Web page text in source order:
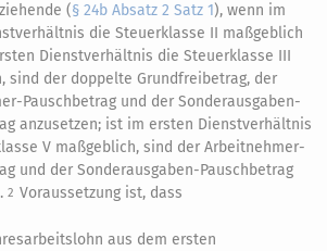
(§ 24b Absatz 2 Satz 1), wenn im
die Steuerklasse II maßgeblich
Dienstverhältnis die Steuerklasse III
sind der doppelte Grundfreibetrag, der
Pauschbetrag und der Sonderausgaben-
anzusetzen; ist im ersten Dienstverhältnis
V maßgeblich, sind der Arbeitnehmer-
und der Sonderausgaben-Pauschbetrag
2 Voraussetzung ist, dass
aus dem ersten